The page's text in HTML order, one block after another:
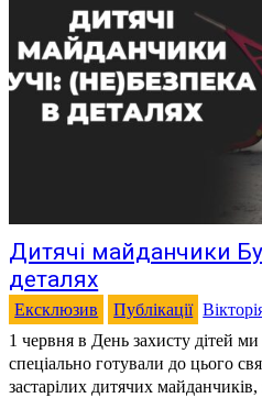
Дитячі майданчики
деталях
Ексклюзив Публікації
1 червня в День захисту дітей
спеціально готували до цього свята. Проблема
застарілих дитячих